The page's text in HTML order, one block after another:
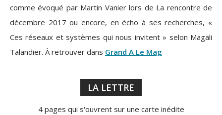
comme évoqué par Martin Vanier lors de La rencontre de
décembre 2017 ou encore, en écho à ses recherches, «
Ces réseaux et systèmes qui nous invitent » selon Magali
Talandier. À retrouver dans Grand A Le Mag
LA LETTRE
4 pages qui s'ouvrent sur une carte inédite